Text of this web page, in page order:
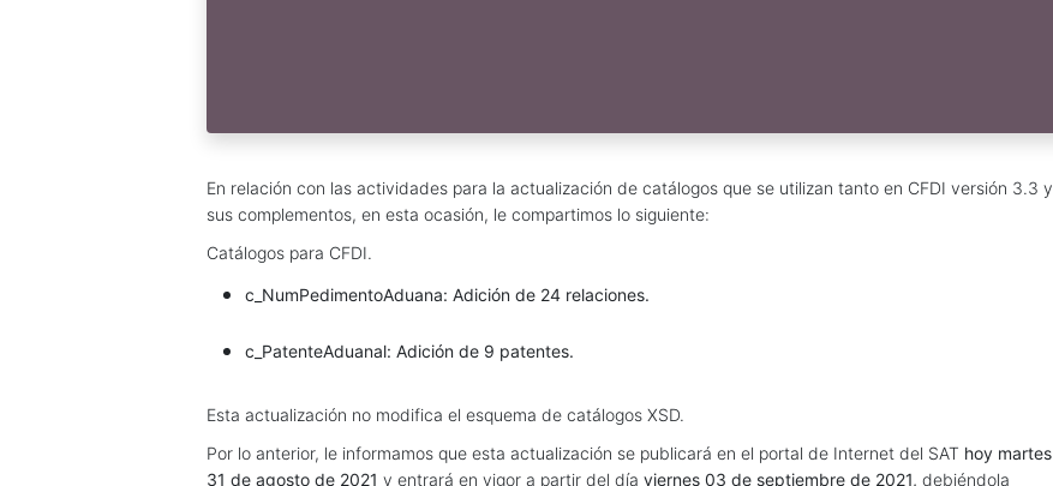
En relación con las actividades para la actualización de catálogos que se utilizan tanto en CFDI versión 3.3 y
sus complementos, en esta ocasión, le compartimos lo siguiente:
Catálogos para CFDI.
c_NumPedimentoAduana: Adición de 24 relaciones.
c_PatenteAduanal: Adición de 9 patentes.
Esta actualización no modifica el esquema de catálogos XSD.
Por lo anterior, le informamos que esta actualización se publicará en el portal de Internet del SAT hoy martes
31 de agosto de 2021 y entrará en vigor a partir del día viernes 03 de septiembre de 2021, debiéndola